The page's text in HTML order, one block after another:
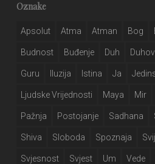
Oznake
Apsolut Atma Atman Bog
Budnost Buđenje Duh
Guru Iluzija Istina Ja
Ljudske Vrijednosti Maya Mir
Pažnja Postojanje Sadhana
Shiva Sloboda Spoznaja
Svjesnost Svjest Um Vede